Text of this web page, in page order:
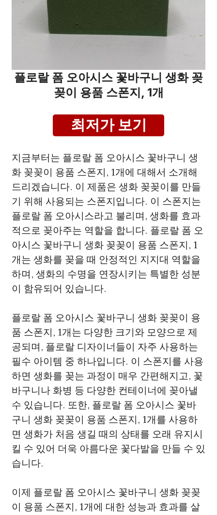
플로랄 폼 오아시스 꽃바구니 생화 꽂
꽂이 용품 스폰지, 1개
최저가 보기
지금부터는 플로랄 폼 오아시스 꽃바구니 생
화 꽂꽂이 용품 스폰지, 1개에 대해서 소개해
드리겠습니다. 이 제품은 생화 꽂꽂이를 만들
기 위해 사용되는 스폰지입니다. 이 스폰지는
플로랄 폼 오아시스라고 불리며, 생화를 효과
적으로 꽂아주는 역할을 합니다. 플로랄 폼 오
아시스 꽃바구니 생화 꽂꽂이 용품 스폰지, 1
개는 생화를 꽂을 때 안정적인 지지대 역할을
하며, 생화의 수명을 연장시키는 특별한 성분
이 함유되어 있습니다.
플로랄 폼 오아시스 꽃바구니 생화 꽂꽂이 용
품 스폰지, 1개는 다양한 크기와 모양으로 제
공되며, 플로랄 디자이너들이 자주 사용하는
필수 아이템 중 하나입니다. 이 스폰지를 사용
하면 생화를 꽂는 과정이 매우 간편해지고, 꽃
바구니나 화병 등 다양한 컨테이너에 꽂아낼
수 있습니다. 또한, 플로랄 폼 오아시스 꽃바
구니 생화 꽂꽂이 용품 스폰지, 1개를 사용하
면 생화가 처음 생길 때의 상태를 오래 유지시
킬 수 있어 더욱 아름다운 꽃다발을 만들 수 있
습니다.
이제 플로랄 폼 오아시스 꽃바구니 생화 꽂꽂
이 용품 스폰지, 1개에 대한 성능과 효과를 살